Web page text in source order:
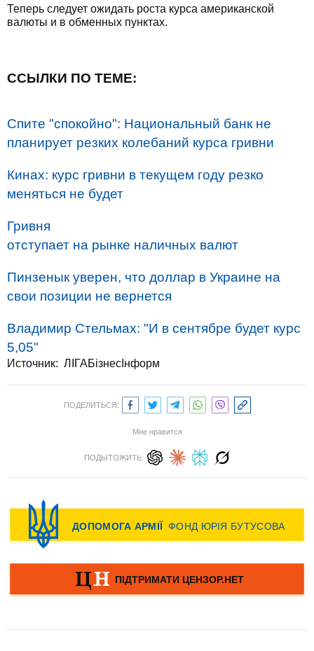
Теперь следует ожидать роста курса американской
валюты и в обменных пунктах.
ССЫЛКИ ПО ТЕМЕ:
Спите "спокойно": Национальный банк не
планирует резких колебаний курса гривни
Кинах: курс гривни в текущем году резко
меняться не будет
Гривня
отступает на рынке наличных валют
Пинзенык уверен, что доллар в Украине на
свои позиции не вернется
Владимир Стельмах: "И в сентябре будет курс
5,05"
Источник: ЛІГАБізнесІнформ
ПОДЕЛИТЬСЯ:
Мне нравится
ПОДЫТОЖИТЬ: